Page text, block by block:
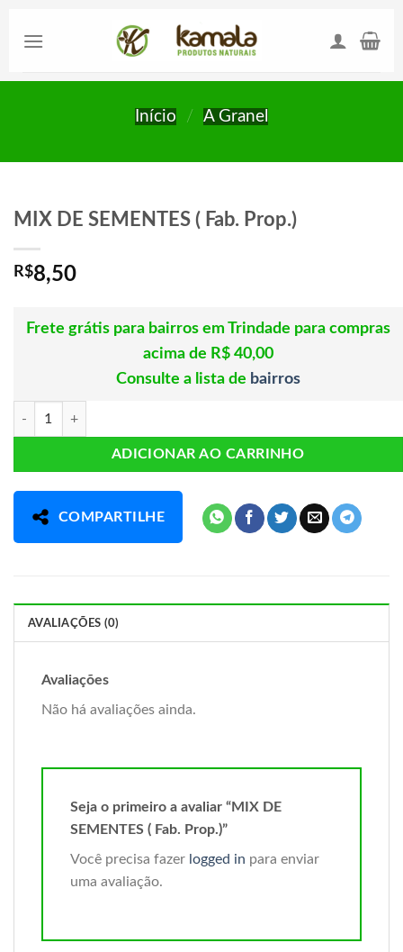
Início / A Granel
MIX DE SEMENTES ( Fab. Prop.)
R$8,50
Frete grátis para bairros em Trindade para compras
acima de R$ 40,00
Consulte a lista de bairros
MIX DE SEMENTES ( Fab. Prop.) quantidade
ADICIONAR AO CARRINHO
COMPARTILHE
AVALIAÇÕES (0)
Avaliações
Não há avaliações ainda.
Seja o primeiro a avaliar “MIX DE
SEMENTES ( Fab. Prop.)”
Você precisa fazer logged in para enviar
uma avaliação.